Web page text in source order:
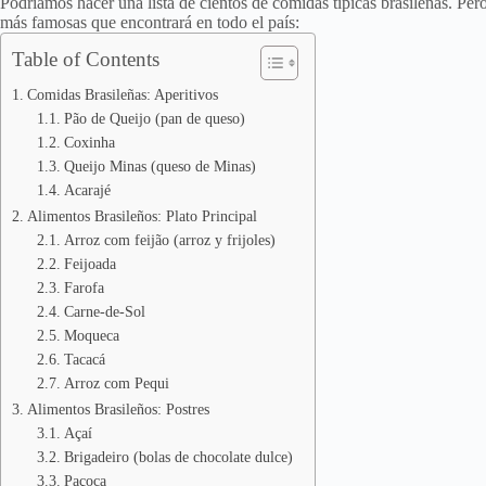
más famosas que encontrará en todo el país:
Table of Contents
Comidas Brasileñas: Aperitivos
Pão de Queijo (pan de queso)
Coxinha
Queijo Minas (queso de Minas)
Acarajé
Alimentos Brasileños: Plato Principal
Arroz com feijão (arroz y frijoles)
Feijoada
Farofa
Carne-de-Sol
Moqueca
Tacacá
Arroz com Pequi
Alimentos Brasileños: Postres
Açaí
Brigadeiro (bolas de chocolate dulce)
Paçoca